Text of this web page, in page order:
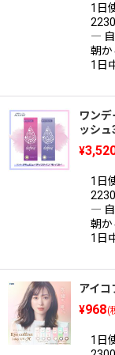
1日
― 自
朝か
1日
ワン
ッシュ
¥
1日
― 自
朝か
1日
アイ
¥968(
1日